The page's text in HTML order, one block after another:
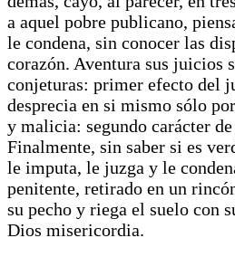
a aquel pobre publicano,
le condena, sin conocer las
corazón. Aventura sus juicios
conjeturas: primer efecto del
desprecia en si mismo sólo
y malicia: segundo carácter
Finalmente, sin saber si es
le imputa, le juzga y le
penitente, retirado en un
su pecho y riega el suelo con
Dios misericordia.